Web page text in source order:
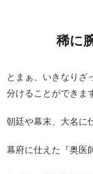
稀に
とまぁ、いきなりざ
分けることができま
朝廷や幕末、大名に
幕府に仕えた『奥医